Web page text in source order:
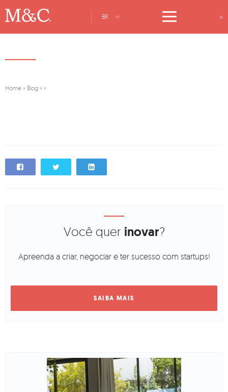
BR >
Home » Blog » »
Você quer inovar?
Apreenda a criar, negociar e ter sucesso com startups!